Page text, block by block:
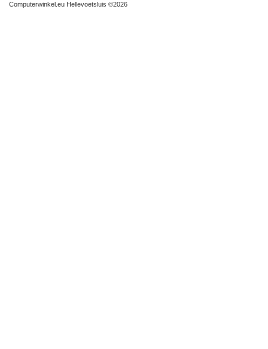
Computerwinkel.eu Hellevoetsluis ©2026